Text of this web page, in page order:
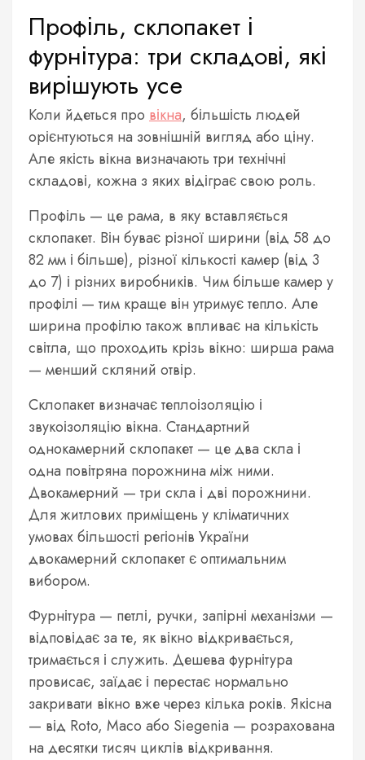
Профіль, склопакет і
фурнітура: три складові, які
вирішують усе
Коли йдеться про вікна, більшість людей
орієнтуються на зовнішній вигляд або ціну.
Але якість вікна визначають три технічні
складові, кожна з яких відіграє свою роль.
Профіль — це рама, в яку вставляється
склопакет. Він буває різної ширини (від 58 до
82 мм і більше), різної кількості камер (від 3
до 7) і різних виробників. Чим більше камер у
профілі — тим краще він утримує тепло. Але
ширина профілю також впливає на кількість
світла, що проходить крізь вікно: ширша рама
— менший скляний отвір.
Склопакет визначає теплоізоляцію і
звукоізоляцію вікна. Стандартний
однокамерний склопакет — це два скла і
одна повітряна порожнина між ними.
Двокамерний — три скла і дві порожнини.
Для житлових приміщень у кліматичних
умовах більшості регіонів України
двокамерний склопакет є оптимальним
вибором.
Фурнітура — петлі, ручки, запірні механізми —
відповідає за те, як вікно відкривається,
тримається і служить. Дешева фурнітура
провисає, заїдає і перестає нормально
закривати вікно вже через кілька років. Якісна
— від Roto, Maco або Siegenia — розрахована
на десятки тисяч циклів відкривання.